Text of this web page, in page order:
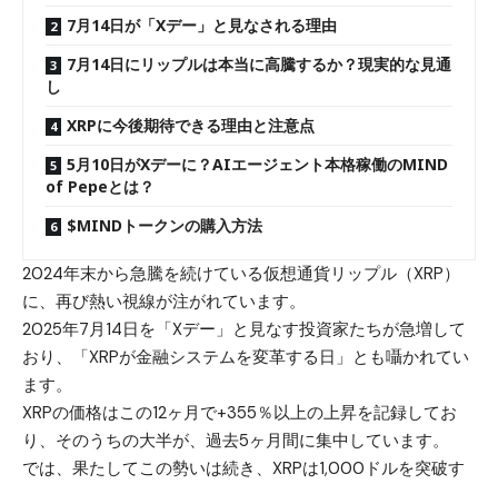
7月14日が「Xデー」と見なされる理由
7月14日にリップルは本当に高騰するか？現実的な見通
し
XRPに今後期待できる理由と注意点
5月10日がXデーに？AIエージェント本格稼働のMIND
of Pepeとは？
$MINDトークンの購入方法
2024年末から急騰を続けている仮想通貨リップル（XRP）
に、再び熱い視線が注がれています。
2025年7月14日を「Xデー」と見なす投資家たちが急増して
おり、「XRPが金融システムを変革する日」とも囁かれてい
ます。
XRPの価格はこの12ヶ月で+355％以上の上昇を記録してお
り、そのうちの大半が、過去5ヶ月間に集中しています。
では、果たしてこの勢いは続き、XRPは1,000ドルを突破す